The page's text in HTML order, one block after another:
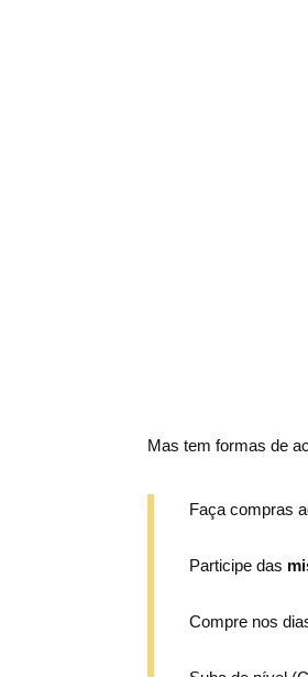
Mas tem formas de
Faça compras
Participe das
Compre nos